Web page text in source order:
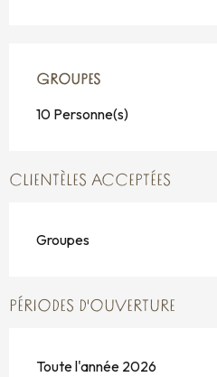
GROUPES
GROUPES
10 Personne(s)
CLIENTÈLES ACCEPTÉES
Groupes
PÉRIODES D'OUVERTURE
Toute l'année 2026